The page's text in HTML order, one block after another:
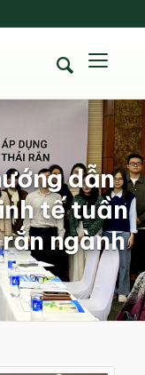
dẫn
tế tuần
ngành